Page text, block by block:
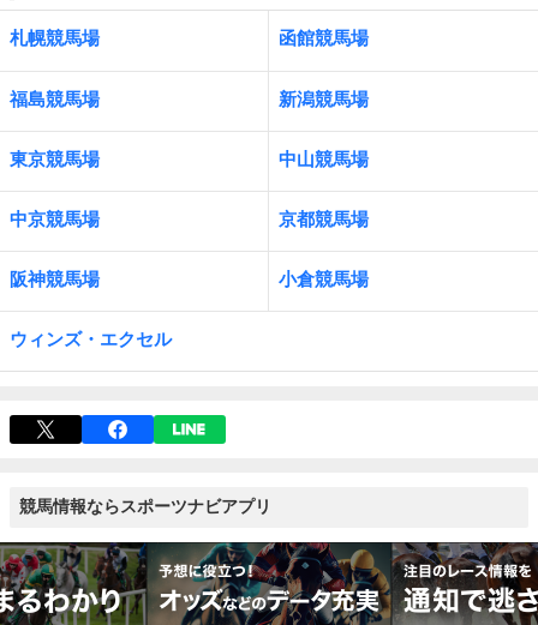
札幌競馬場 函館競馬場
福島競馬場 新潟競馬場
東京競馬場 中山競馬場
中京競馬場 京都競馬場
阪神競馬場 小倉競馬場
ウィンズ・エクセル
競馬情報ならスポーツナビアプリ